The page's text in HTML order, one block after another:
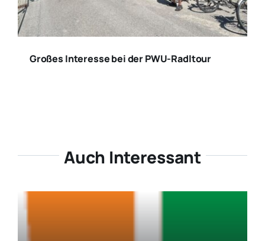
Großes Interesse bei der PWU-Radltour
Auch Interessant